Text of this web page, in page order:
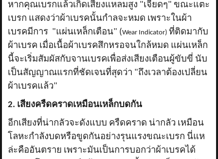
หากคุณเบรกแล้วเกิดเสียงแหลมสูง "เจี๊ยดๆ" ขณะแตะ
เบรก แสดงว่าผ้าเบรคนั้นกำลจะหมด เพราะในผ้า
เบรคมีการ "แผ่นเหล็กเตือน" (Wear Indicator)ที่ติดมากับ
ผ้าเบรค เมื่อเนื้อผ้าเบรคสึกหรอจนใกล้หมด แผ่นเหล็ก
นี้จะเริ่มสัมผัสกับจานเบรคเพื่อส่งเสียงเตือนผู้ขับขี่ นับ
เป็นสัญญาณแรกที่ชัดเจนที่สุดว่า "ถึงเวลาต้องเปลี่ยน
ผ้าเบรคแล้ว"
2. เสียงครืดคราดเหมือนเหล็กบดกัน
อีกเสียงที่น่ากลัวจะดังแบบ ครืดคราด น่ากลัว เหมือน
โลหะกำลังบดหรือขูดกันอย่างรุนแรงขณะเบรก นี่แห
ล่ะคืออันตราย เพราะมันเป็นการบอกว่าผ้าเบรคได้